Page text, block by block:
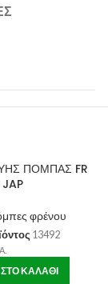
ΠΟΜΠΑΣ FR
φρένου
13492
ΚΑΛΆΘΙ